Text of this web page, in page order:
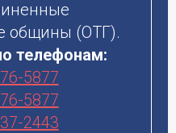
общины (ОТГ).
телефонам:
5877
5877
2443